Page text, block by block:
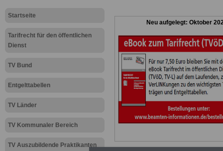
Startseite
Tarifrecht für den öffentlichen
Dienst
TV Bund
Entgelttabellen
TV Länder
TV Kommunaler Bereich
TV Auszubildende Praktikanten
Neu aufgelegt: Oktober